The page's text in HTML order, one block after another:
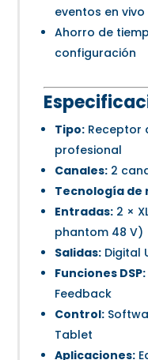
eventos en vivo
Ahorro de
configuración
Tipo: Receptor
profesional
Canales: 2
Tecnología de
Entradas: 2 ×
phantom 48 V)
Salidas: Digital
Funciones DSP:
Feedback
Control:
Tablet
Aplicaciones: